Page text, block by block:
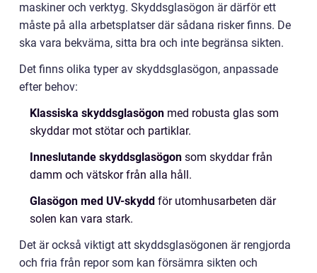
maskiner och verktyg. Skyddsglasögon är därför ett
måste på alla arbetsplatser där sådana risker finns. De
ska vara bekväma, sitta bra och inte begränsa sikten.
Det finns olika typer av skyddsglasögon, anpassade
efter behov:
Klassiska skyddsglasögon med robusta glas som
skyddar mot stötar och partiklar.
Inneslutande skyddsglasögon som skyddar från
damm och vätskor från alla håll.
Glasögon med UV-skydd för utomhusarbeten där
solen kan vara stark.
Det är också viktigt att skyddsglasögonen är rengjorda
och fria från repor som kan försämra sikten och